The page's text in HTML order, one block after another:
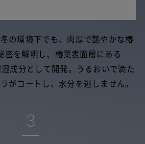
の環境下でも、肉厚で艶やかな椿
密を解明し、椿葉表面層にある
湿成分として開発。うるおいで満た
がコートし、水分を逃しません。
3